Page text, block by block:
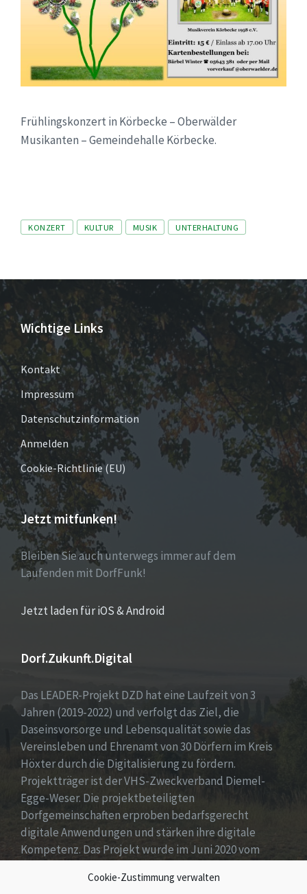
Cookie-Zustimmung verwalten
Frühlingskonzert in Körbecke – Oberwälder
Musikanten – Gemeindehalle Körbecke.
Tags
KONZERT KULTUR MUSIK UNTERHALTUNG
Wichtige Links
Kontakt
Impressum
Datenschutzinformation
Anmelden
Cookie-Richtlinie (EU)
Jetzt mitfunken!
Bleiben Sie auch unterwegs immer auf dem
Laufenden mit DorfFunk!
Jetzt laden für iOS & Android
Dorf.Zukunft.Digital
Das LEADER-Projekt DZD hat eine Laufzeit von 3
Jahren (2019-2022) und verfolgt das Ziel, die
Daseinsvorsorge und Lebensqualität sowie das
Vereinsleben und Ehrenamt von 30 Dörfern im Kreis
Höxter durch die Digitalisierung zu fördern.
Projektträger ist der VHS-Zweckverband Diemel-
Egge-Weser. Die projektbeteiligten
Dorfgemeinschaften erproben bedarfsgerecht
digitale Anwendungen und stärken ihre digitale
Kompetenz. Das Projekt wurde im Juni 2020 vom
digitale Teilhabe ausgezeichnet.